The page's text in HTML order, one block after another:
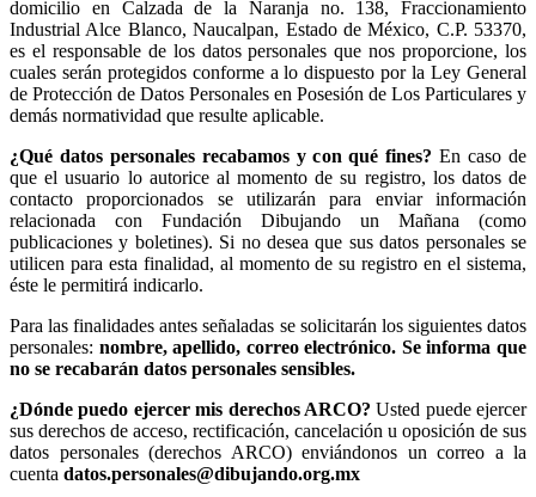
domicilio en Calzada de la Naranja no. 138, Fraccionamiento
Industrial Alce Blanco, Naucalpan, Estado de México, C.P. 53370,
es el responsable de los datos personales que nos proporcione, los
cuales serán protegidos conforme a lo dispuesto por la Ley General
de Protección de Datos Personales en Posesión de Los Particulares y
demás normatividad que resulte aplicable.
¿Qué datos personales recabamos y con qué fines?En caso de
que el usuario lo autorice al momento de su registro, los datos de
contacto proporcionados se utilizarán para enviar información
relacionada con Fundación Dibujando un Mañana (como
publicaciones y boletines). Si no desea que sus datos personales se
utilicen para esta finalidad, al momento de su registro en el sistema,
éste le permitirá indicarlo.
Para las finalidades antes señaladas se solicitarán los siguientes datos
personales: nombre, apellido, correo electrónico. Se informa que
no se recabarán datos personales sensibles.
¿Dónde puedo ejercer mis derechos ARCO?Usted puede ejercer
sus derechos de acceso, rectificación, cancelación u oposición de sus
datos personales (derechos ARCO) enviándonos un correo a la
cuenta datos.personales@dibujando.org.mx